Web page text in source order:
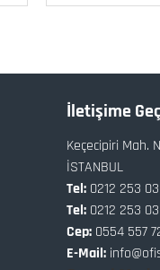
İletişime
Keçecipiri Mah.
İSTANBUL
Tel: 0212 253
Tel: 0212 253
Cep: 0554 557
E-Mail: